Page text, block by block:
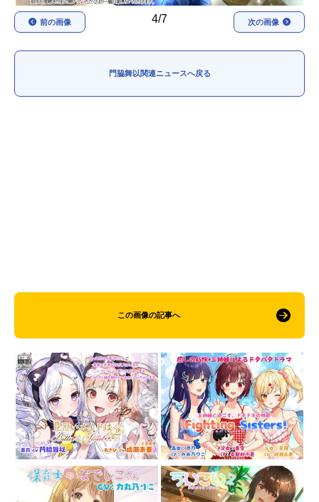
FOLLOW US
4/7
前の画像 次の画像
門脇舞以関連ニュースへ戻る
この画像の記事へ